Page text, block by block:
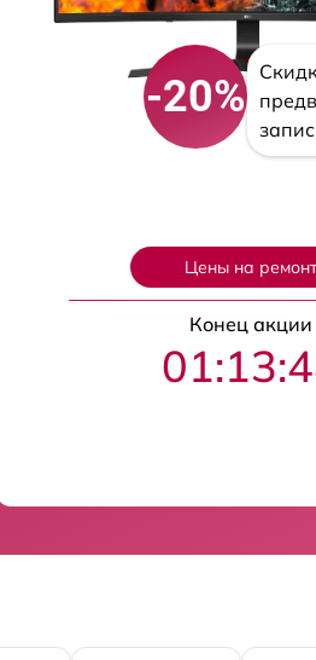
-20%
Цены на ремонт
Конец акции